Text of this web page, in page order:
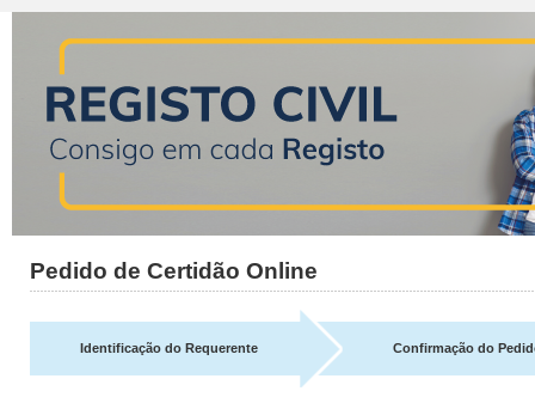
Pedido de Certidão Online
Identificação do Requerente Confirmação do